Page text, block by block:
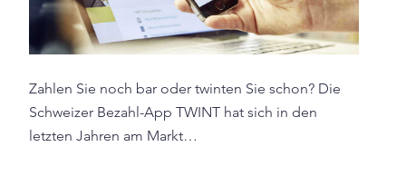
Zahlen Sie noch bar oder twinten Sie schon? Die
Schweizer Bezahl-App TWINT hat sich in den
letzten Jahren am Markt…